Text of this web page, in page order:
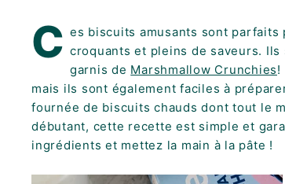
B
R
A
K
F
A
S
C es biscuits amusants sont
croquants et pleins de saveurs.
garnis de Marshmallow Crunchies!
mais ils sont également faciles à
fournée de biscuits chauds dont tout le
débutant, cette recette est simple et
ingrédients et mettez la main à la pâte !